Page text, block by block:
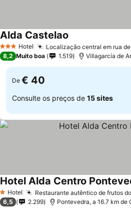
3 EstrelasHotel Localização central em rua
Alda Castelao
8,2 Muito boa 1.519 Villagarcía de
De € 40
Consulte os preços de 15 sites
1 Estrelas
Hotel Restaurante autêntico de frutos
Hotel Alda Centro
6,5 2.299 Pontevedra, a 16.7 km de